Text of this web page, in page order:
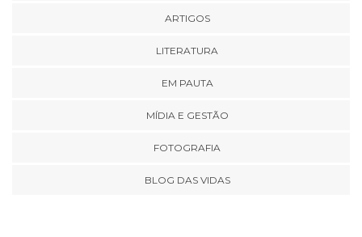
ARTIGOS
LITERATURA
EM PAUTA
MÍDIA E GESTÃO
FOTOGRAFIA
BLOG DAS VIDAS